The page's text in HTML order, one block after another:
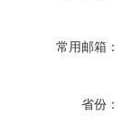
常用邮箱：
省份：